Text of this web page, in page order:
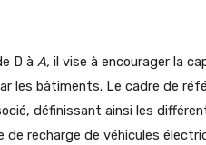
D à A, il vise à encourager la
les bâtiments. Le cadre de
définissant ainsi les
de recharge de véhicules